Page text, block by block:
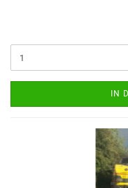
IN